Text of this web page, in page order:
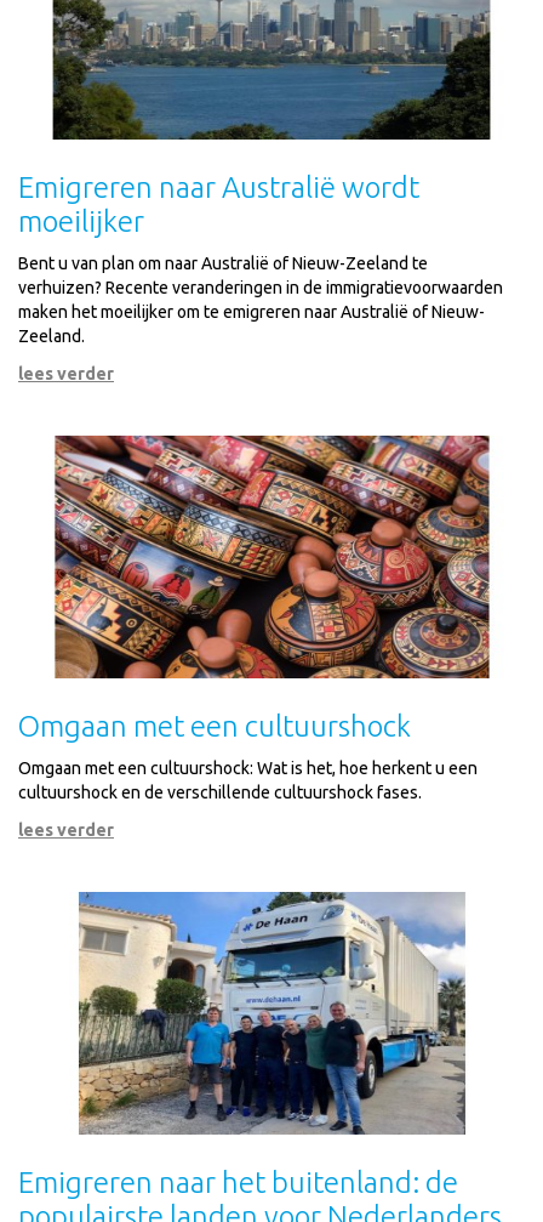
Emigreren naar Australië wordt
moeilijker
Bent u van plan om naar Australië of Nieuw-Zeeland te
verhuizen? Recente veranderingen in de immigratievoorwaarden
maken het moeilijker om te emigreren naar Australië of Nieuw-
Zeeland.
lees verder
Omgaan met een cultuurshock
Omgaan met een cultuurshock: Wat is het, hoe herkent u een
cultuurshock en de verschillende cultuurshock fases.
lees verder
Emigreren naar het buitenland: de